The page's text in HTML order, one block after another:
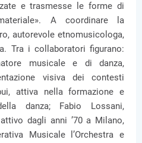
e trasmesse le forme di
A coordinare la
autorevole etnomusicologa,
Tra i collaboratori figurano:
musicale e di danza,
visiva dei contesti
attiva nella formazione e
danza; Fabio Lossani,
dagli anni ’70 a Milano,
Musicale l’Orchestra e